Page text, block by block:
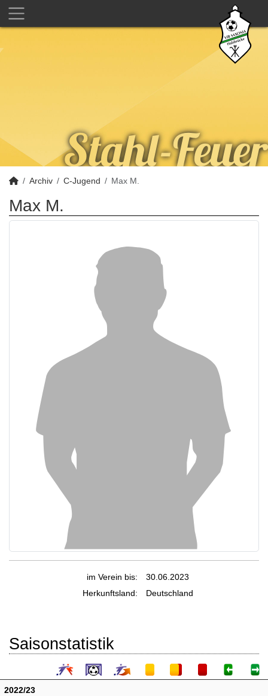
Archiv C-Jugend Max M.
Max M.
im Verein bis:
30.06.2023
Herkunftsland:
Deutschland
Saisonstatistik
2022/23